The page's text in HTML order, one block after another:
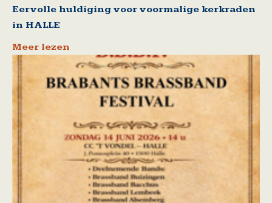
Eervolle huldiging voor voormalige kerkraden
in HALLE
Meer lezen